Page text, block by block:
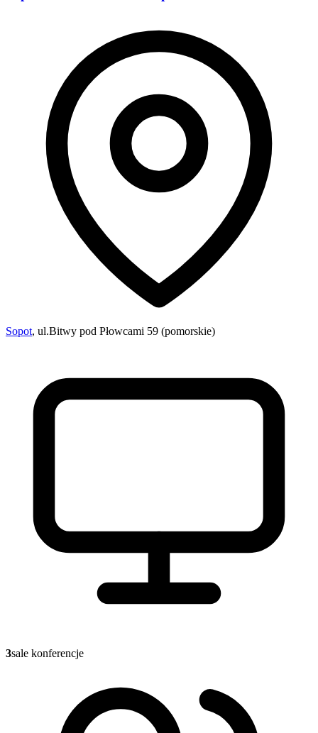
Sopot, ul.Bitwy pod Płowcami 59 (pomorskie)
3sale konferencje